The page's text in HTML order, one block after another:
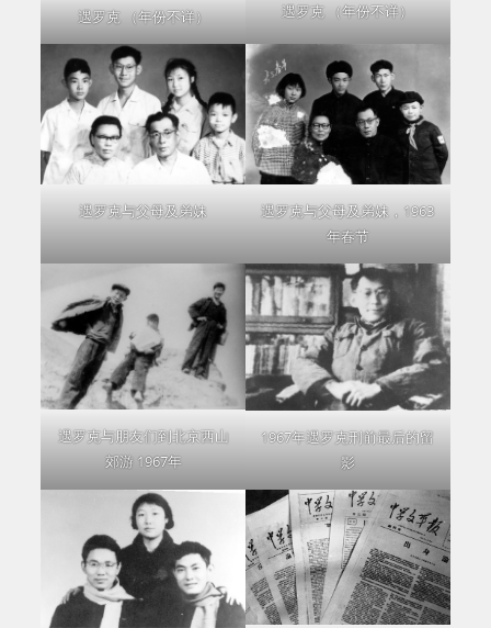
遇罗克 （年份不详） 遇罗克 （年份不详）
遇罗克与父母及弟妹
遇罗克与父母及弟妹，1963
年春节
遇罗克与朋友们到北京西山
郊游 1967年
1967年遇罗克刑前最后的留
影